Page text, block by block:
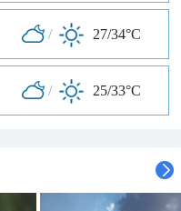
/ 27/34°C
/ 25/33°C